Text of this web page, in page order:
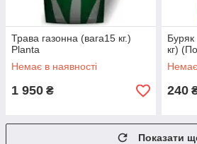
Трава газонна (вага15 кг.)
Planta
Немає в наявності
1 950 ₴
кг)
Немає
240
Показати